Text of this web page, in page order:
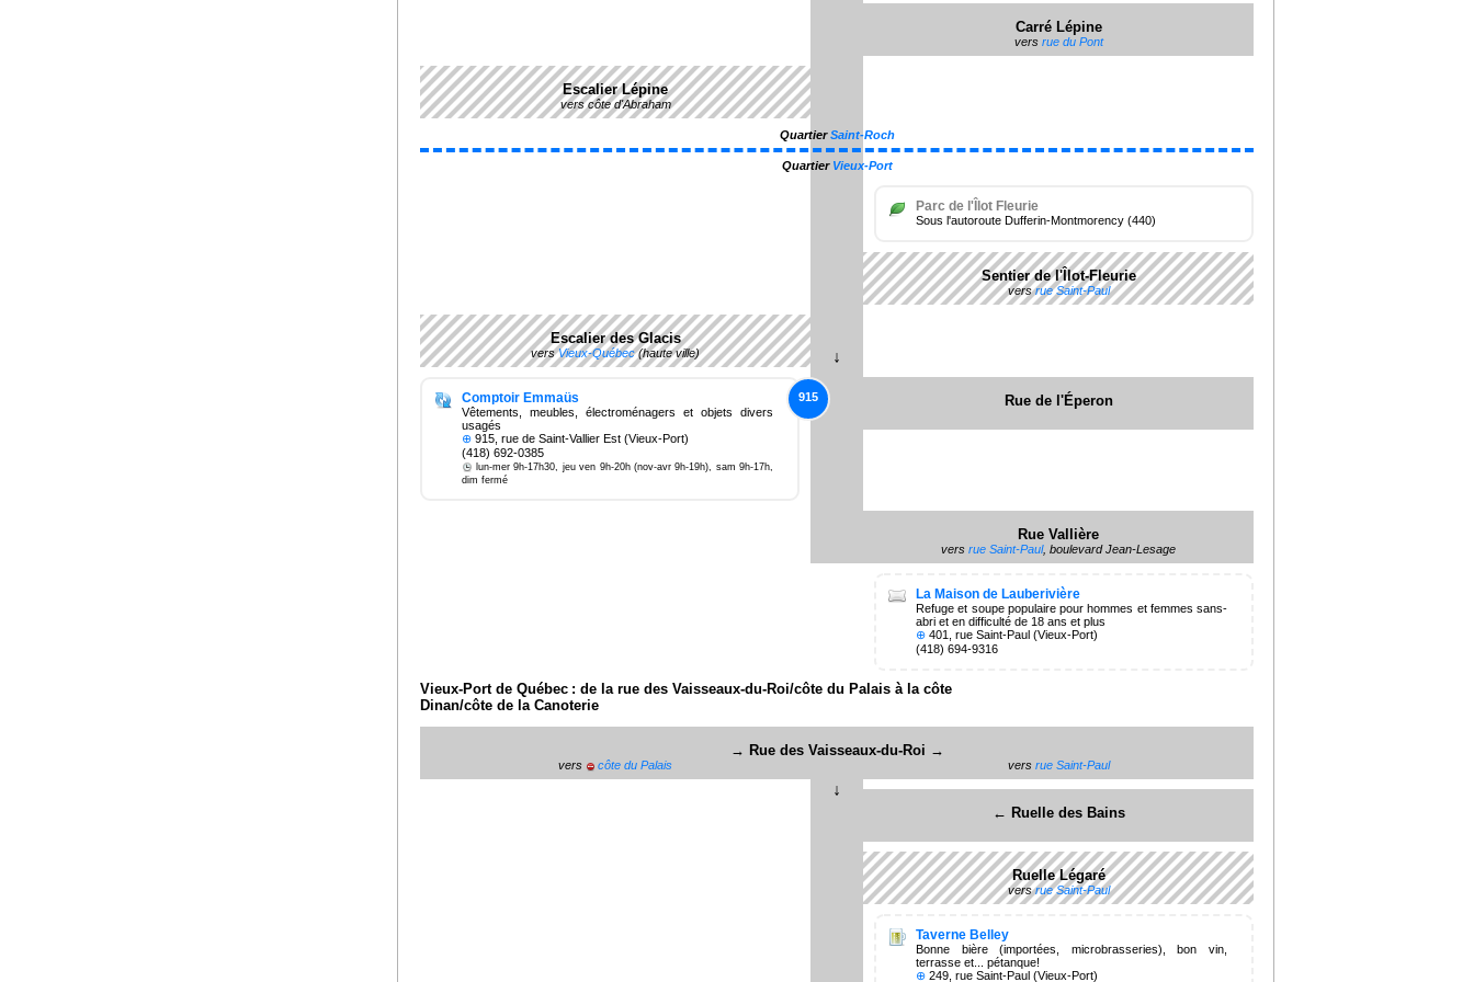
Carré Lépine
vers rue du Pont
Escalier Lépine
vers côte d'Abraham
QuartierSaint-Roch
Quartier Vieux-Port
Parc de l'Îlot Fleurie
Sous l'autoroute Dufferin-Montmorency (440)
Sentier de l'Îlot-Fleurie
versrue Saint-Paul
Escalier des Glacis
versVieux-Québec(haute ville)
Rue de l'Éperon
915
Comptoir Emmaüs
Vêtements, meubles, électroménagers et objets divers
usagés
⊕ 915, rue de Saint-Vallier Est (Vieux-Port)
(418) 692-0385
lun-mer 9h-17h30, jeu ven 9h-20h (nov-avr 9h-19h), sam 9h-17h,
dim fermé
Rue Vallière
vers rue Saint-Paul, boulevard Jean-Lesage
La Maison de Lauberivière
Refuge et soupe populaire pour hommes et femmes sans-
abri et en difficulté de 18 ans et plus
⊕ 401, rue Saint-Paul (Vieux-Port)
(418) 694-9316
Vieux-Port de Québec : de la rue des Vaisseaux-du-Roi/côte du Palais à la côte
Dinan/côte de la Canoterie
→ Rue des Vaisseaux-du-Roi →
vers côte du Palais vers rue Saint-Paul
← Ruelle des Bains
Ruelle Légaré
versrue Saint-Paul
Taverne Belley
Bonne bière (importées, microbrasseries), bon vin,
terrasse et... pétanque!
⊕ 249, rue Saint-Paul (Vieux-Port)